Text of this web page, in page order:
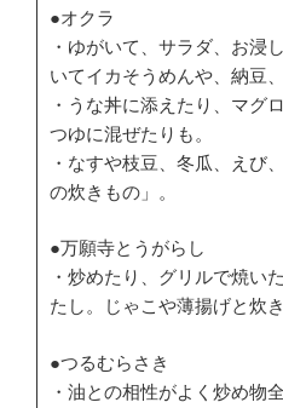
●オクラ
・ゆがいて、サラダ、お浸
いてイカそうめんや、納豆
・うな丼に添えたり、マグ
つゆに混ぜたりも。
・なすや枝豆、冬瓜、えび
の炊きもの」。
●万願寺とうがらし
・炒めたり、グリルで焼い
たし。じゃこや薄揚げと炊
●つるむらさき
・油との相性がよく炒め物